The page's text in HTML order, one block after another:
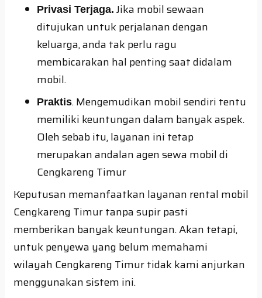
Privasi Terjaga. Jika mobil sewaan
ditujukan untuk perjalanan dengan
keluarga, anda tak perlu ragu
membicarakan hal penting saat didalam
mobil.
Praktis. Mengemudikan mobil sendiri tentu
memiliki keuntungan dalam banyak aspek.
Oleh sebab itu, layanan ini tetap
merupakan andalan agen sewa mobil di
Cengkareng Timur
Keputusan memanfaatkan layanan rental mobil
Cengkareng Timur tanpa supir pasti
memberikan banyak keuntungan. Akan tetapi,
untuk penyewa yang belum memahami
wilayah Cengkareng Timur tidak kami anjurkan
menggunakan sistem ini.